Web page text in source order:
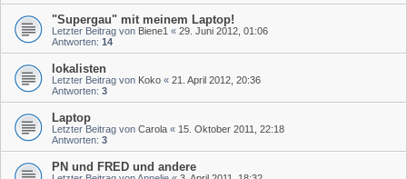
"Supergau" mit meinem Laptop!
Letzter Beitrag von Biene1 « 29. Juni 2012, 01:06
Antworten: 14
lokalisten
Letzter Beitrag von Koko « 21. April 2012, 20:36
Antworten: 3
Laptop
Letzter Beitrag von Carola « 15. Oktober 2011, 22:18
Antworten: 3
PN und FRED und andere